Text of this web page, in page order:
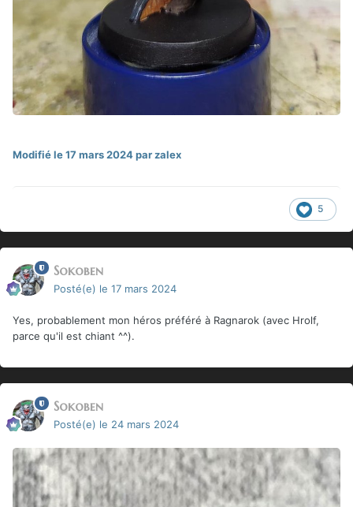
Modifiéle 17 mars 2024par zalex
5
Sokoben
Posté(e) le 17 mars 2024
Yes, probablement mon héros préféré à Ragnarok (avec Hrolf,
parce qu'il est chiant ^^).
Sokoben
Posté(e) le 24 mars 2024